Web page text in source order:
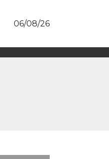
06/08/26